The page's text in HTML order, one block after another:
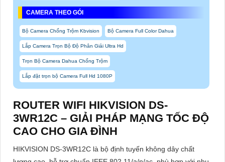
CAMERA THEO GÓI
Bộ Camera Chống Trộm Kbvision Bộ Camera Full Color Dahua
Lắp Camera Trọn Bộ Độ Phân Giải Ultra Hd
Trọn Bộ Camera Dahua Chống Trộm
Lắp đặt trọn bộ Camera Full Hd 1080P
ROUTER WIFI HIKVISION DS-
3WR12C – GIẢI PHÁP MẠNG TỐC ĐỘ
CAO CHO GIA ĐÌNH
HIKVISION DS-3WR12C là bộ định tuyến không dây chất